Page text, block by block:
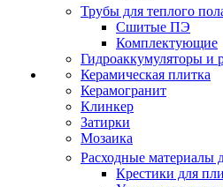
Трубы для теплого
Сшитые ПЭ
Комплектующие
Гидроаккумуляторы и
Керамическая плитка
Керамогранит
Клинкер
Затирки
Мозаика
Расходные материалы
Крестики для